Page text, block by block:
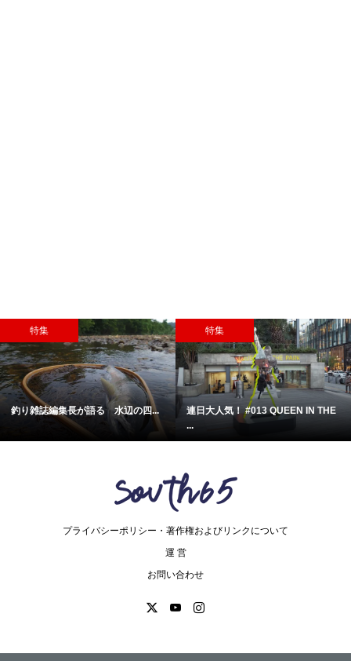
特集
釣り雑誌編集長が語る 水辺の四...
特集
連日大人気！ #013 QUEEN IN THE
...
プライバシーポリシー・著作権およびリンクについて
運 営
お問い合わせ